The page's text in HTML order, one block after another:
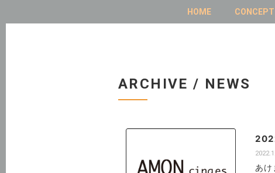
HOME CONCEPT
ARCHIVE / NEWS
あ